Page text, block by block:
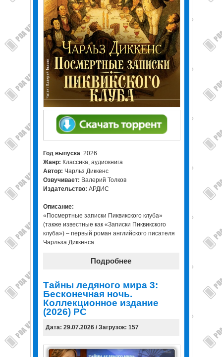
Год выпуска: 2026
Жанр: Классика, аудиокнига
Автор: Чарльз Диккенс
Озвучивает: Валерий Толков
Издательство: АРДИС
Описание:
«Посмертные записки Пиквикского клуба»
(также известные как «Записки Пиквикского
клуба») – первый роман английского писателя
Чарльза Диккенса.
Подробнее
Тайны ледяного мира 3:
Бесконечная ночь.
Коллекционное издание
(2026) PC
Дата: 29.07.2026 / Загрузок: 157